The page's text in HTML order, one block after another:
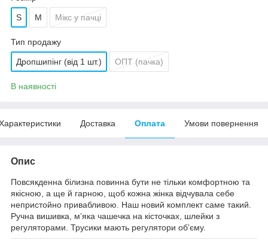
S M Мікс у пачці
Тип продажу
Дропшипінг (від 1 шт.) ОПТ (пачка)
В наявності
Доставка Оплата Умови повернення
Опис
Повсякденна білизна повинна бути не тільки комфортною та
якісною, а ще й гарною, щоб кожна жінка відчувала себе
непристойно привабливою. Наш новий комплект саме такий.
Ручна вишивка, мʼяка чашечка на кісточках, шлейки з
регуляторами. Трусики мають регулятори обʼєму.